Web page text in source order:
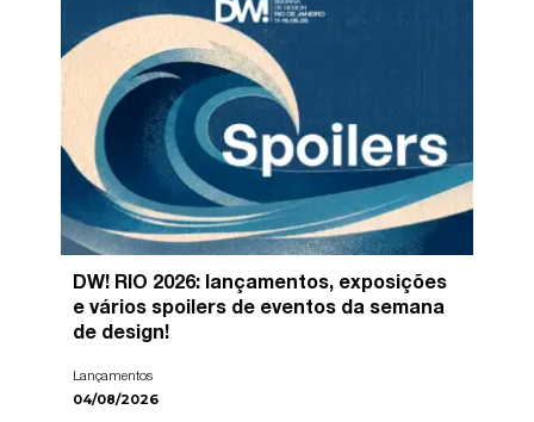
DW! RIO 2026: lançamentos, exposições
e vários spoilers de eventos da semana
de design!
Lançamentos
04/08/2026